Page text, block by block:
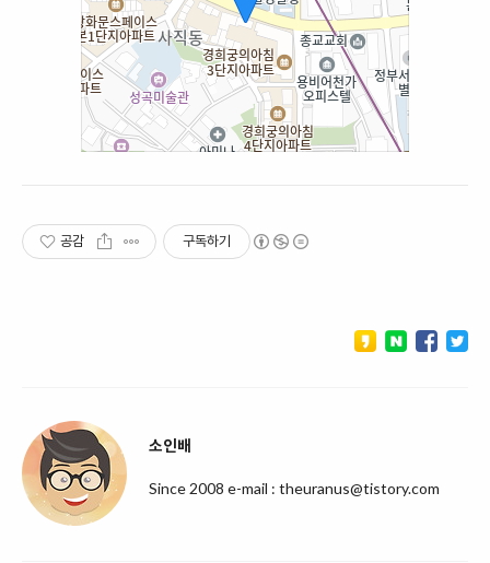
공감 구독하기
소인배
Since 2008 e-mail : theuranus@tistory.com